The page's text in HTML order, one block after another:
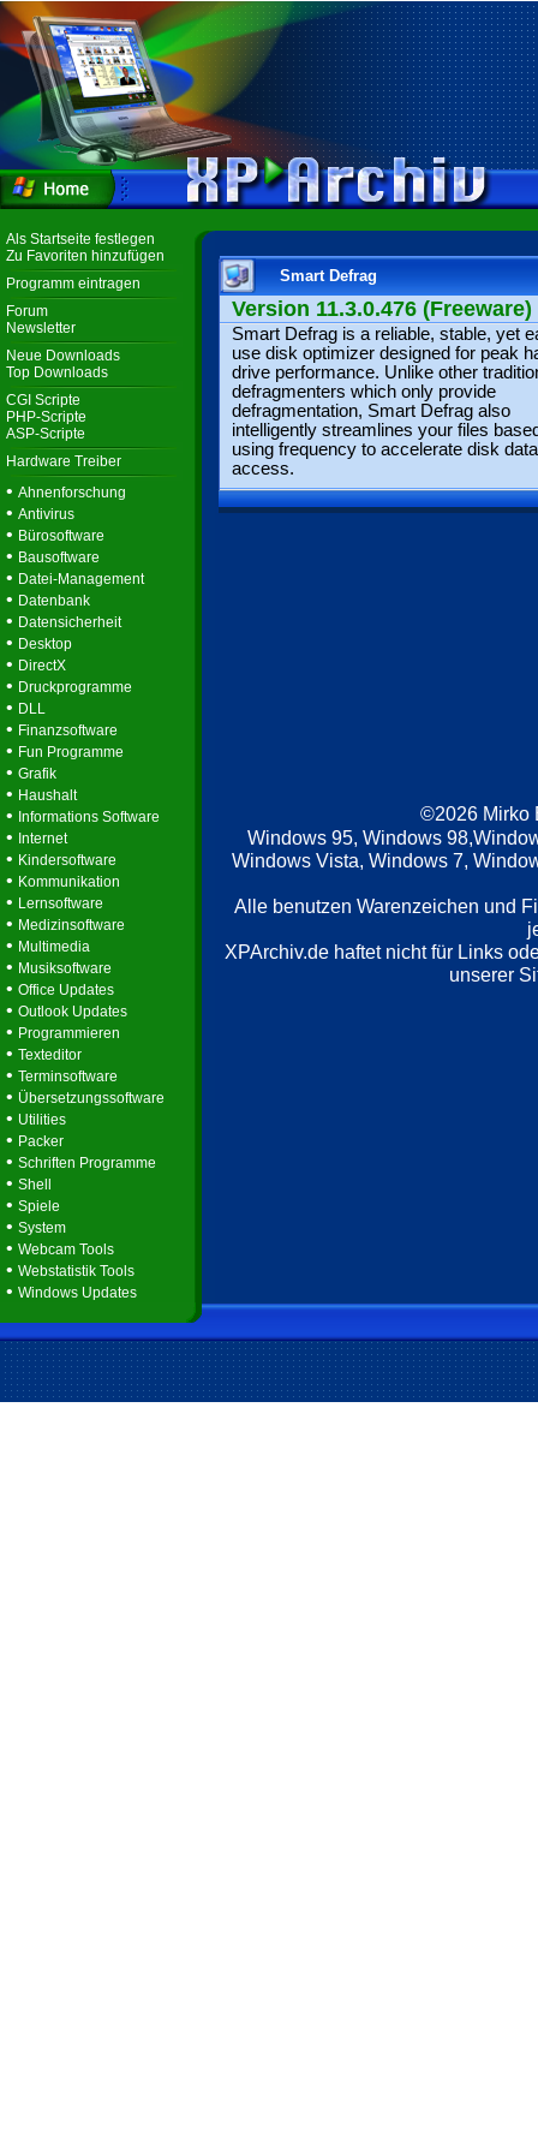
Als Startseite festlegen
Zu Favoriten hinzufügen
Programm eintragen
Forum
Newsletter
Neue Downloads
Top Downloads
CGI Scripte
PHP-Scripte
ASP-Scripte
Hardware Treiber
• Ahnenforschung
• Antivirus
• Bürosoftware
• Bausoftware
• Datei-Management
• Datenbank
• Datensicherheit
• Desktop
• DirectX
• Druckprogramme
• DLL
• Finanzsoftware
• Fun Programme
• Grafik
• Haushalt
• Informations Software
• Internet
• Kindersoftware
• Kommunikation
• Lernsoftware
• Medizinsoftware
• Multimedia
• Musiksoftware
• Office Updates
• Outlook Updates
• Programmieren
• Texteditor
• Terminsoftware
• Übersetzungssoftware
• Utilities
• Packer
• Schriften Programme
• Shell
• Spiele
• System
• Webcam Tools
• Webstatistik Tools
• Windows Updates
Smart Defrag
Version 11.3.0.476 (Freeware)
Smart Defrag is a reliable, stable, yet
use disk optimizer designed for peak
drive performance. Unlike other
defragmenters which only provide
defragmentation, Smart Defrag also
intelligently streamlines your files
using frequency to accelerate disk data
access.
©2026 Mirko
Windows 95, Windows
Windows Vista, Windows 7,
Alle benutzen Warenzeichen und
XPArchiv.de haftet nicht für Links
unserer